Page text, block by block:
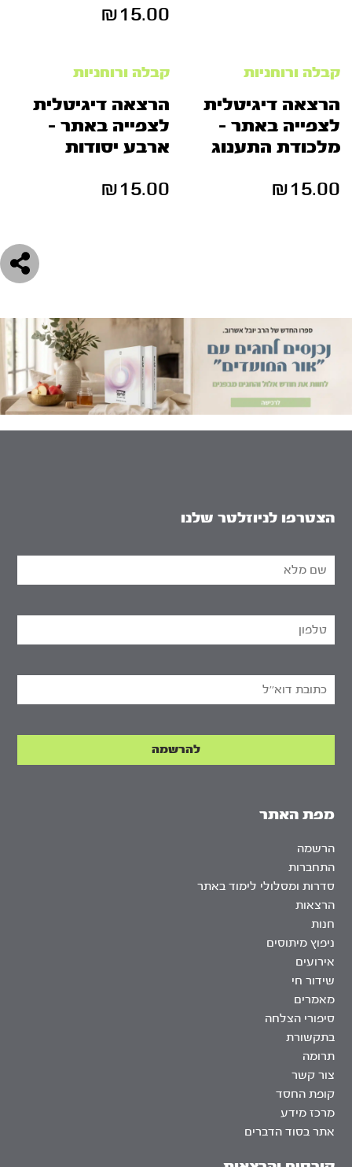
₪15.00
קבלה ורוחניות
הרצאה דיגיטלית
לצפייה באתר –
מלכודת התענוג
₪15.00
קבלה ורוחניות
הרצאה דיגיטלית
לצפייה באתר –
ארבע יסודות
₪15.00
מפת האתר
הרשמה
התחברות
סדרות ומסלולי לימוד באתר
הרצאות
חנות
ניפוץ מיתוסים
אירועים
שידור חי
מאמרים
סיפורי הצלחה
בתקשורת
תרומה
צור קשר
קופת החסד
מרכז מידע
אתר בסוד הדברים
הצטרפו לניוזלטר שלנו